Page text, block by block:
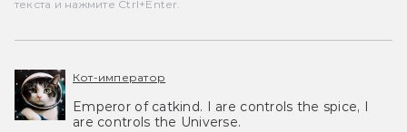
текста и нажмите Ctrl+Enter.
Кот-император
Emperor of catkind. I are controls the spice, I
are controls the Universe.